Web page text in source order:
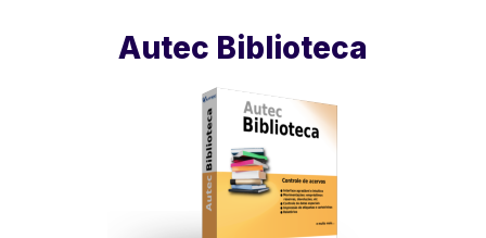
Autec Biblioteca